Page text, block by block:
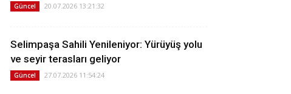
Güncel 20.07.2026 13:21:32
Selimpaşa Sahili Yenileniyor: Yürüyüş yolu
ve seyir terasları geliyor
Güncel 27.07.2026 11:54:24